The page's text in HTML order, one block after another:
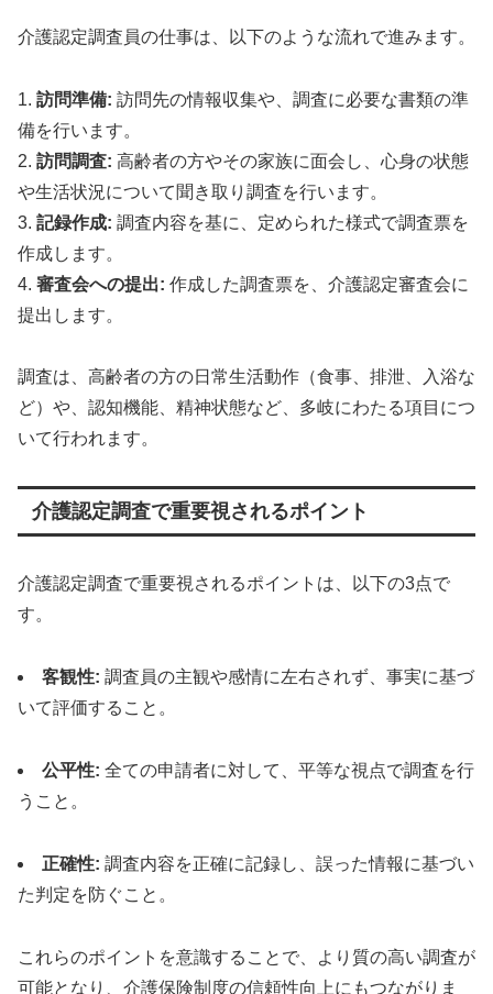
介護認定調査員の仕事は、以下のような流れで進みます。
1. 訪問準備: 訪問先の情報収集や、調査に必要な書類の準
備を行います。
2. 訪問調査: 高齢者の方やその家族に面会し、心身の状態
や生活状況について聞き取り調査を行います。
3. 記録作成: 調査内容を基に、定められた様式で調査票を
作成します。
4. 審査会への提出: 作成した調査票を、介護認定審査会に
提出します。
調査は、高齢者の方の日常生活動作（食事、排泄、入浴な
ど）や、認知機能、精神状態など、多岐にわたる項目につ
いて行われます。
介護認定調査で重要視されるポイント
介護認定調査で重要視されるポイントは、以下の3点で
す。
客観性: 調査員の主観や感情に左右されず、事実に基づ
いて評価すること。
公平性: 全ての申請者に対して、平等な視点で調査を行
うこと。
正確性: 調査内容を正確に記録し、誤った情報に基づい
た判定を防ぐこと。
これらのポイントを意識することで、より質の高い調査が
可能となり、介護保険制度の信頼性向上にもつながりま